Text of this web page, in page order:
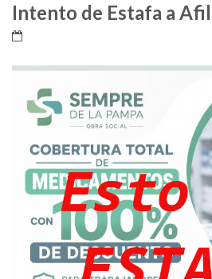
Intento de Estafa a